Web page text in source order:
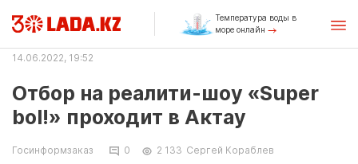
Температура воды в
море онлайн
14.06.2022, 19:52
Отбор на реалити-шоу «Super
bol!» проходит в Актау
Госинформзаказ 0 2 133 Сергей Кораблев